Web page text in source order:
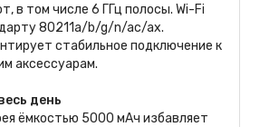
в том числе 6 ГГц полосы. Wi-Fi
80211a/b/g/n/ac/ax.
стабильное подключение к
аксессуарам.
день
ёмкостью 5000 мАч избавляет